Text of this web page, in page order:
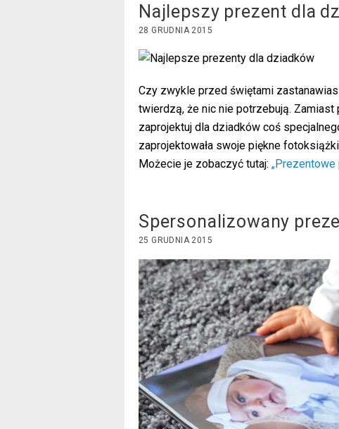
Najlepszy prezent dla
28 GRUDNIA 2015
Czy zwykle przed świętami
twierdzą, że nic nie potrzebują.
zaprojektuj dla dziadków coś
zaprojektowała swoje piękne
Możecie je zobaczyć tutaj:
Spersonalizowany
25 GRUDNIA 2015